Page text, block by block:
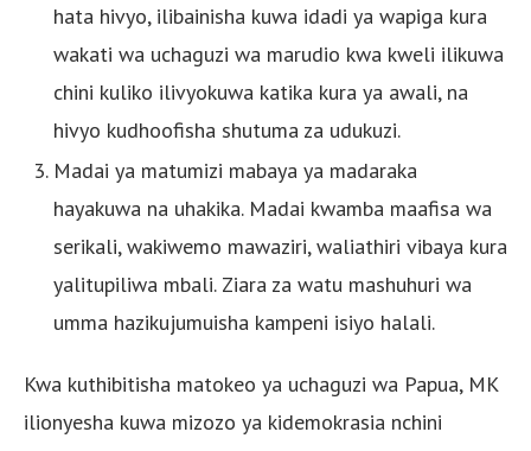
hata hivyo, ilibainisha kuwa idadi ya wapiga kura
wakati wa uchaguzi wa marudio kwa kweli ilikuwa
chini kuliko ilivyokuwa katika kura ya awali, na
hivyo kudhoofisha shutuma za udukuzi.
Madai ya matumizi mabaya ya madaraka
hayakuwa na uhakika. Madai kwamba maafisa wa
serikali, wakiwemo mawaziri, waliathiri vibaya kura
yalitupiliwa mbali. Ziara za watu mashuhuri wa
umma hazikujumuisha kampeni isiyo halali.
Kwa kuthibitisha matokeo ya uchaguzi wa Papua, MK
ilionyesha kuwa mizozo ya kidemokrasia nchini